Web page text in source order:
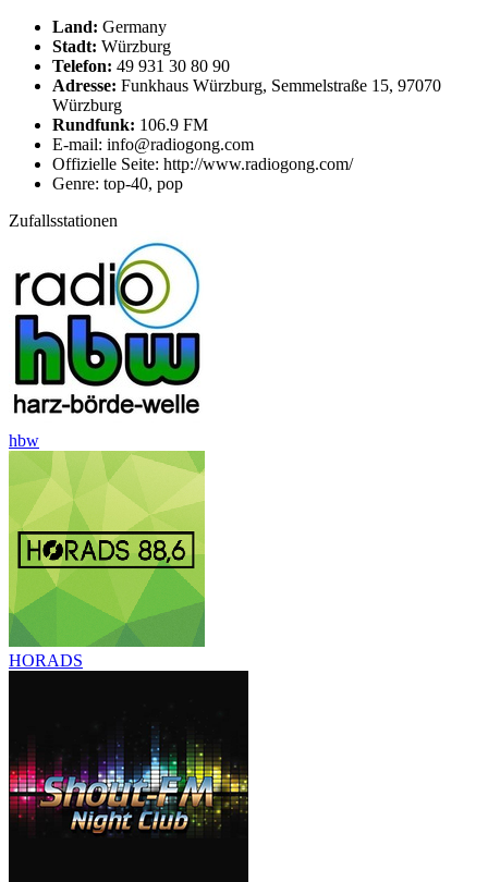
Land: Germany
Stadt: Würzburg
Telefon: 49 931 30 80 90
Adresse: Funkhaus Würzburg, Semmelstraße 15, 97070
Würzburg
Rundfunk: 106.9 FM
E-mail: info@radiogong.com
Offizielle Seite: http://www.radiogong.com/
Genre: top-40, pop
Zufallsstationen
hbw
HORADS